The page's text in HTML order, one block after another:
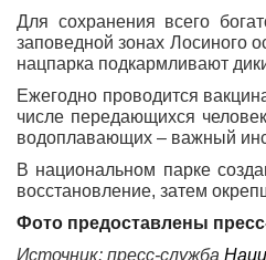
Для сохранения всего
заповедной зонах Лосиного
нацпарка подкармливают
Ежегодно проводится
числе передающихся
водоплавающих – важный
В национальном парке
восстановление, затем
Фото предоставлены
Источник: пресс-служба